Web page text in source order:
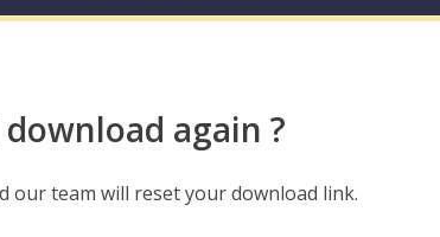
again ?
our team will reset your download link.